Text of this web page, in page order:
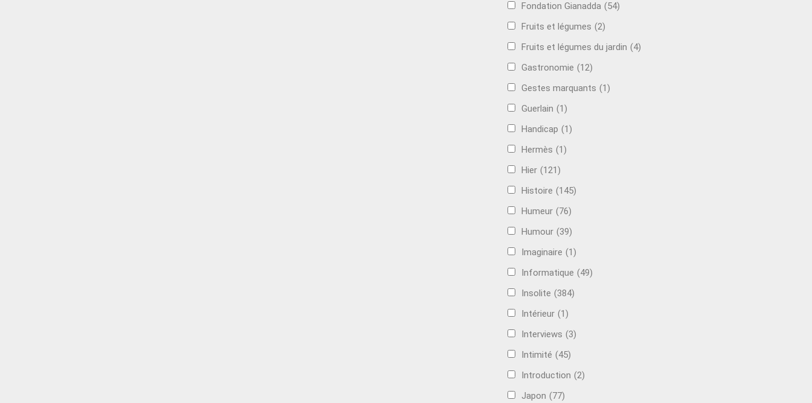
Fondation Gianadda (54)
Fruits et légumes (2)
Fruits et légumes du jardin (4)
Gastronomie (12)
Gestes marquants (1)
Guerlain (1)
Handicap (1)
Hermès (1)
Hier (121)
Histoire (145)
Humeur (76)
Humour (39)
Imaginaire (1)
Informatique (49)
Insolite (384)
Intérieur (1)
Interviews (3)
Intimité (45)
Introduction (2)
Japon (77)